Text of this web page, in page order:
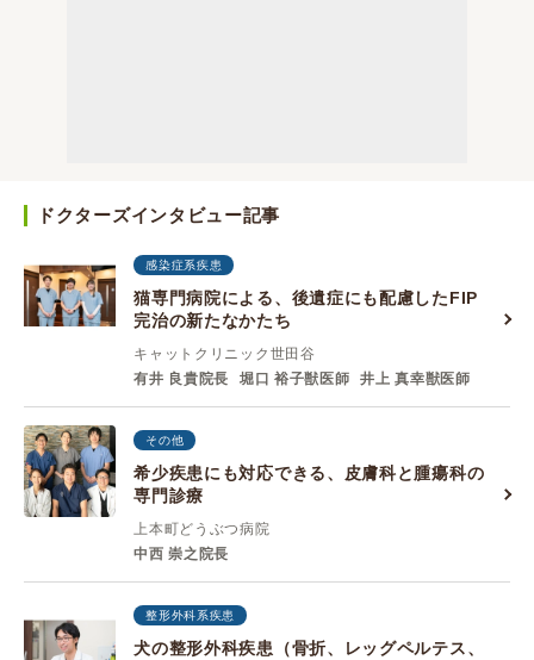
ドクターズインタビュー記事
感染症系疾患
猫専門病院による、後遺症にも配慮したFIP
完治の新たなかたち
キャットクリニック世田谷
有井 良貴院長
堀口 裕子獣医師 井上 真幸獣医師
その他
希少疾患にも対応できる、皮膚科と腫瘍科の
専門診療
上本町どうぶつ病院
中西 崇之院長
整形外科系疾患
犬の整形外科疾患（骨折、レッグペルテス、